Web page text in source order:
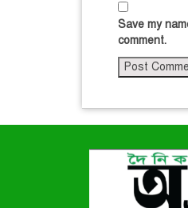
Save my
comment.